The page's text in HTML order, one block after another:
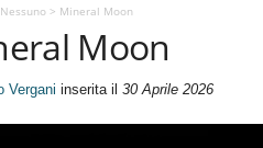
r
> Mineral Moon
Moon
Vergani inserita il 30 Aprile 2026